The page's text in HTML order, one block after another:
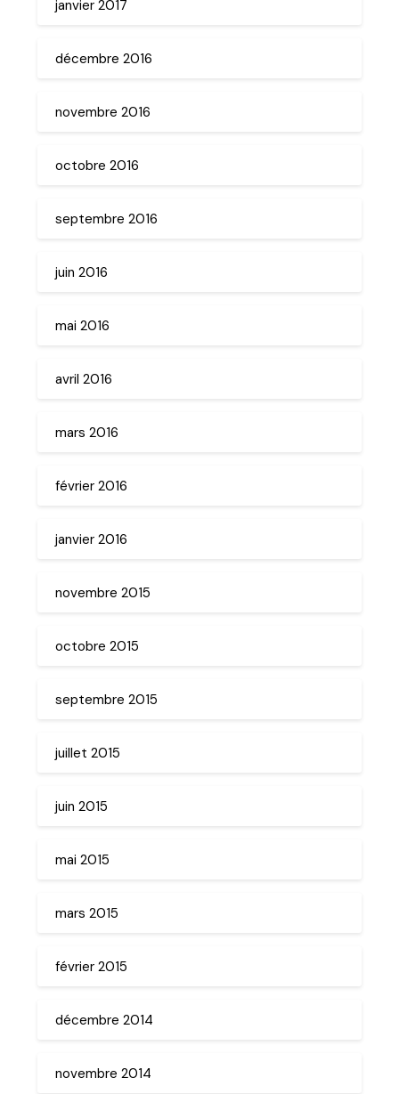
janvier 2017
décembre 2016
novembre 2016
octobre 2016
septembre 2016
juin 2016
mai 2016
avril 2016
mars 2016
février 2016
janvier 2016
novembre 2015
octobre 2015
septembre 2015
juillet 2015
juin 2015
mai 2015
mars 2015
février 2015
décembre 2014
novembre 2014